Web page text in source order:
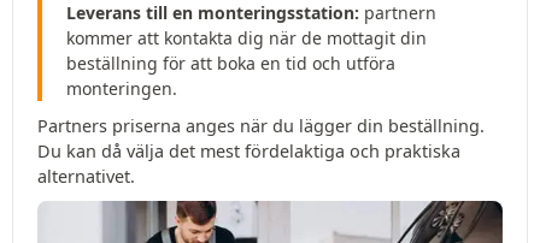
Leverans till en monteringsstation: partnern
kommer att kontakta dig när de mottagit din
beställning för att boka en tid och utföra
monteringen.
Partners priserna anges när du lägger din beställning.
Du kan då välja det mest fördelaktiga och praktiska
alternativet.